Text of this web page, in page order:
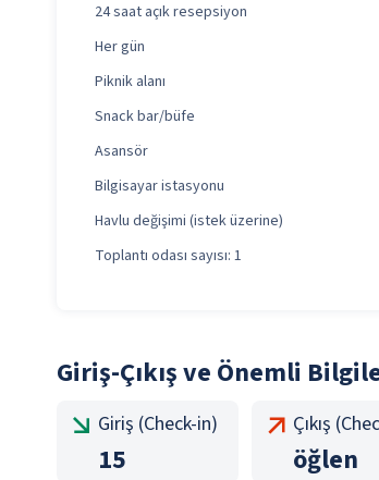
24 saat açık resepsiyon
Her gün
Piknik alanı
Snack bar/büfe
Asansör
Bilgisayar istasyonu
Havlu değişimi (istek üzerine)
Toplantı odası sayısı: 1
Giriş-Çıkış ve Önemli
Giriş (Check-in)
15
Çıkış
öğlen